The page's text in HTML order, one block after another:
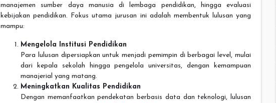
manajemen sumber daya manusia di lembaga pendidikan, hingga evaluasi
kebijakan pendidikan. Fokus utama jurusan ini adalah membentuk lulusan yang
mampu:
Mengelola Institusi Pendidikan
Para lulusan dipersiapkan untuk menjadi pemimpin di berbagai level, mulai
dari kepala sekolah hingga pengelola universitas, dengan kemampuan
manajerial yang matang.
Meningkatkan Kualitas Pendidikan
Dengan memanfaatkan pendekatan berbasis data dan teknologi, lulusan